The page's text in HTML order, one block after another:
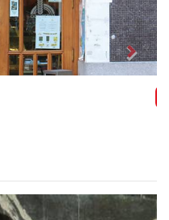
Next